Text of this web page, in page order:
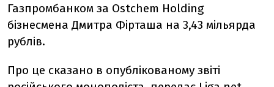
Газпромбанком за Ostchem Holding
бізнесмена Дмитра Фірташа на 3,43 мільярда
рублів.
Про це сказано в опублікованому звіті